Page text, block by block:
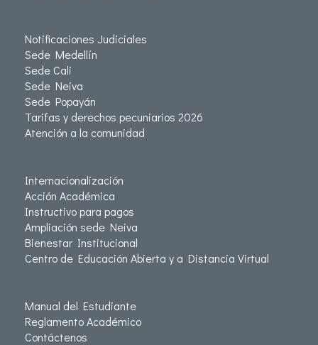
Notificaciones Judiciales
Sede Medellín
Sede Cali
Sede Neiva
Sede Popayán
Tarifas y derechos pecuniarios 2026
Atención a la comunidad
Internacionalización
Acción Académica
Instructivo para pagos
Ampliación sede Neiva
Bienestar Institucional
Centro de Educación Abierta y a Distancia Virtual
Manual del Estudiante
Reglamento Académico
Contáctenos